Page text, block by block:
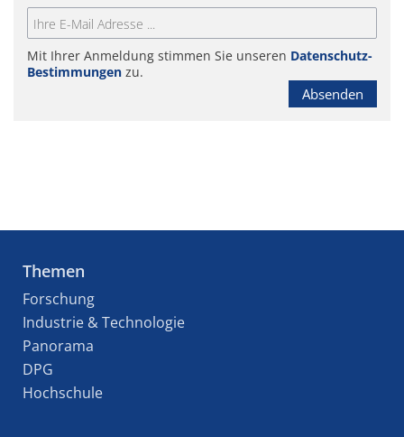
Mit Ihrer Anmeldung stimmen Sie unseren Datenschutz-
Bestimmungen zu.
Absenden
Themen
Forschung
Industrie & Technologie
Panorama
DPG
Hochschule